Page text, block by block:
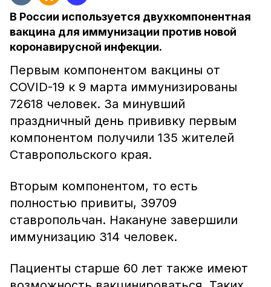
В России используется двухкомпонентная
вакцина для иммунизации против новой
коронавирусной инфекции.
Первым компонентом вакцины от
COVID-19 к 9 марта иммунизированы
72618 человек. За минувший
праздничный день прививку первым
компонентом получили 135 жителей
Ставропольского края.
Вторым компонентом, то есть
полностью привиты, 39709
ставропольчан. Накануне завершили
иммунизацию 314 человек.
Пациенты старше 60 лет также имеют